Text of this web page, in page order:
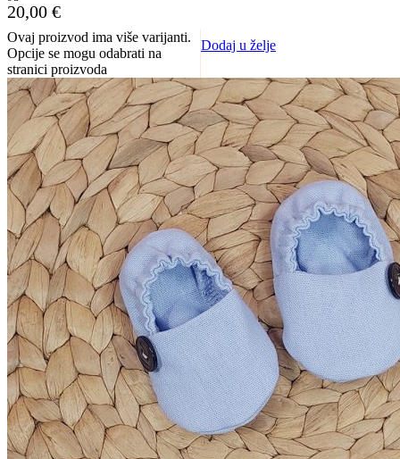
20,00 €
Ovaj proizvod ima više varijanti.
Opcije se mogu odabrati na
stranici proizvoda
Dodaj u želje